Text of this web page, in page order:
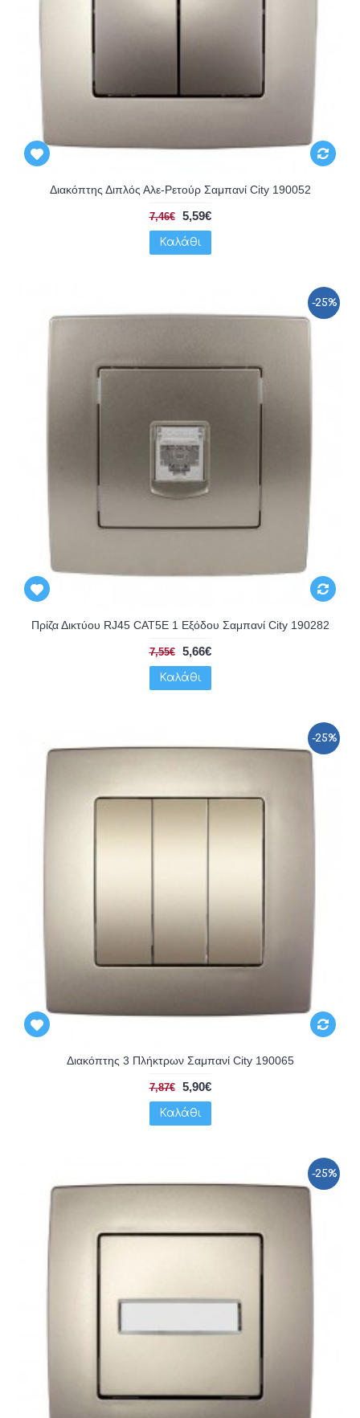
Διακόπτης Διπλός Αλε-Ρετούρ Σαμπανί City 190052
7,46€ 5,59€
Καλάθι
-25%
Πρίζα Δικτύου RJ45 CAT5E 1 Εξόδου Σαμπανί City 190282
7,55€ 5,66€
Καλάθι
-25%
Διακόπτης 3 Πλήκτρων Σαμπανί City 190065
7,87€ 5,90€
Καλάθι
-25%